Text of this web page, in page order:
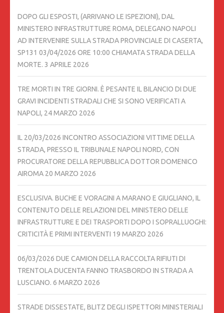
DOPO GLI ESPOSTI, (ARRIVANO LE ISPEZIONI), DAL
MINISTERO INFRASTRUTTURE ROMA, DELEGANO NAPOLI
AD INTERVENIRE SULLA STRADA PROVINCIALE DI CASERTA,
SP131 03/04/2026 ORE 10:00 CHIAMATA STRADA DELLA
MORTE. 3 APRILE 2026
TRE MORTI IN TRE GIORNI. È PESANTE IL BILANCIO DI DUE
GRAVI INCIDENTI STRADALI CHE SI SONO VERIFICATI A
NAPOLI, 24 MARZO 2026
IL 20/03/2026 INCONTRO ASSOCIAZIONI VITTIME DELLA
STRADA, PRESSO IL TRIBUNALE NAPOLI NORD, CON
PROCURATORE DELLA REPUBBLICA DOTTOR DOMENICO
AIROMA 20 MARZO 2026
ESCLUSIVA. BUCHE E VORAGINI A MARANO E GIUGLIANO, IL
CONTENUTO DELLE RELAZIONI DEL MINISTERO DELLE
INFRASTRUTTURE E DEI TRASPORTI DOPO I SOPRALLUOGHI:
CRITICITÀ E PRIMI INTERVENTI 19 MARZO 2026
06/03/2026 DUE CAMION DELLA RACCOLTA RIFIUTI DI
TRENTOLA DUCENTA FANNO TRASBORDO IN STRADA A
LUSCIANO. 6 MARZO 2026
STRADE DISSESTATE, BLITZ DEGLI ISPETTORI MINISTERIALI